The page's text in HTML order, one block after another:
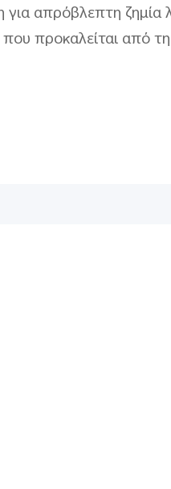
για απρόβλεπτη
προκαλείται από